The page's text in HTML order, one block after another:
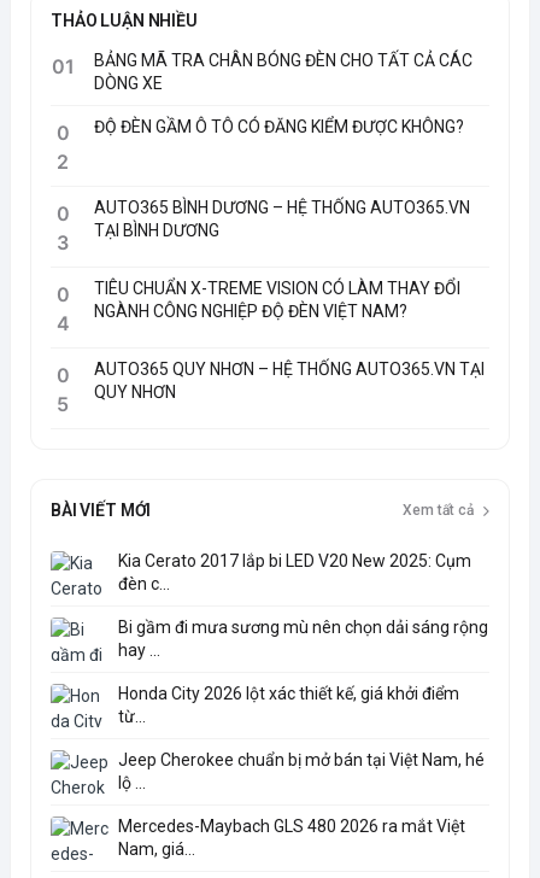
THẢO LUẬN NHIỀU
01
BẢNG MÃ TRA CHÂN BÓNG ĐÈN CHO TẤT CẢ CÁC
DÒNG XE
0
2
ĐỘ ĐÈN GẦM Ô TÔ CÓ ĐĂNG KIỂM ĐƯỢC KHÔNG?
0
3
AUTO365 BÌNH DƯƠNG – HỆ THỐNG AUTO365.VN
TẠI BÌNH DƯƠNG
0
4
TIÊU CHUẨN X-TREME VISION CÓ LÀM THAY ĐỔI
NGÀNH CÔNG NGHIỆP ĐỘ ĐÈN VIỆT NAM?
0
5
AUTO365 QUY NHƠN – HỆ THỐNG AUTO365.VN TẠI
QUY NHƠN
BÀI VIẾT MỚI Xem tất cả
Kia Cerato 2017 lắp bi LED V20 New 2025: Cụm
đèn c...
Bi gầm đi mưa sương mù nên chọn dải sáng rộng
hay ...
Honda City 2026 lột xác thiết kế, giá khởi điểm
từ...
Jeep Cherokee chuẩn bị mở bán tại Việt Nam, hé
lộ ...
Mercedes-Maybach GLS 480 2026 ra mắt Việt
Nam, giá...